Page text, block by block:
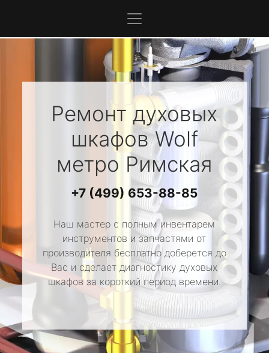
Ремонт духовых
шкафовWolf
метро Римская
+7 (499) 653-88-85
Наш мастер с полным инвентарем
инструментов и запчастями от
производителя бесплатно доберется до
Вас и сделает диагностику духовых
шкафов за короткий период времени.